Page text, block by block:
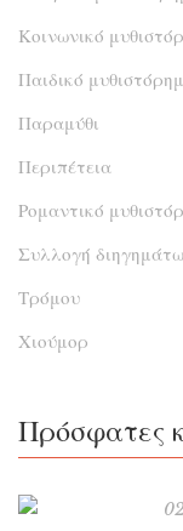
Κοινωνικό
Παιδικό
Παραμύθι
Περιπέτεια
Ρομαντικό
Συλλογή
Τρόμου
Χιούμορ
Πρόσφατες